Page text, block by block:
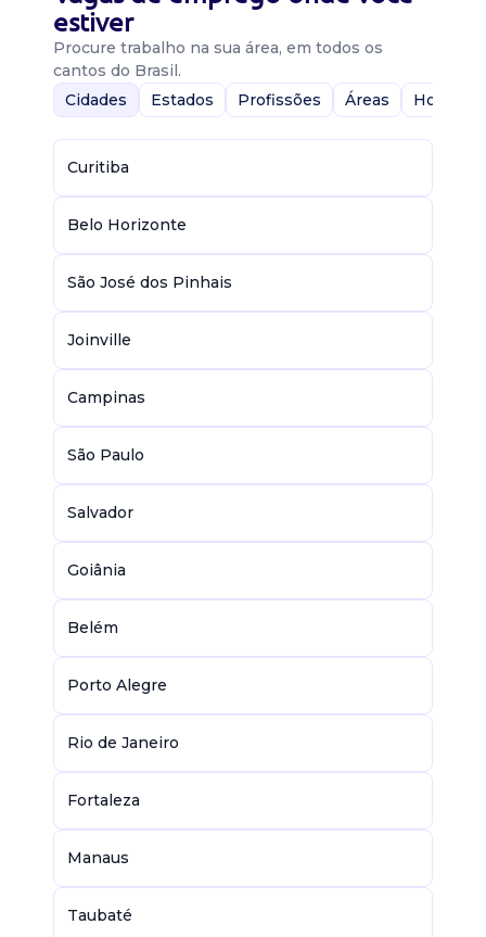
estiver
Procure trabalho na sua área, em todos os
cantos do Brasil.
Cidades
Estados Profissões Áreas Home-
Curitiba
Belo Horizonte
São José dos Pinhais
Joinville
Campinas
São Paulo
Salvador
Goiânia
Belém
Porto Alegre
Rio de Janeiro
Fortaleza
Manaus
Taubaté